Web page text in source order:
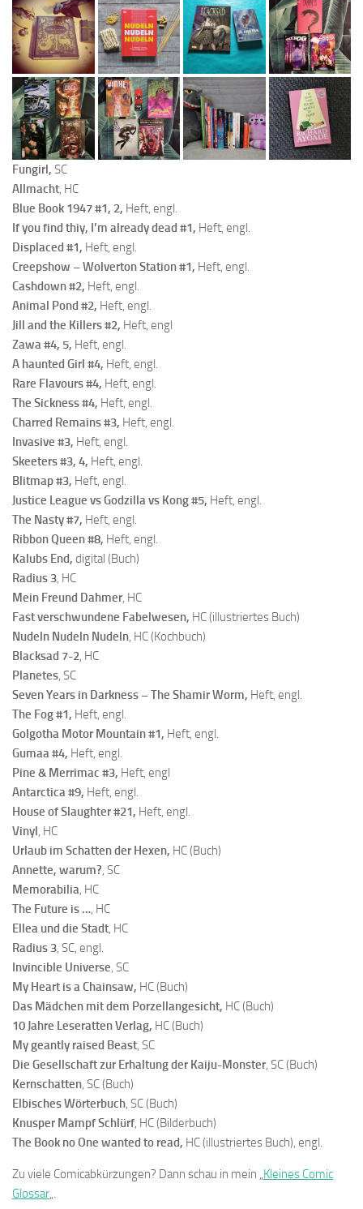
Fungirl, SC
Allmacht, HC
Blue Book 1947 #1, 2, Heft, engl.
If you find thiy, I’m already dead #1, Heft, engl.
Displaced #1, Heft, engl.
Creepshow – Wolverton Station #1, Heft, engl.
Cashdown #2, Heft, engl.
Animal Pond #2, Heft, engl.
Jill and the Killers #2, Heft, engl
Zawa #4, 5, Heft, engl.
A haunted Girl #4, Heft, engl.
Rare Flavours #4, Heft, engl.
The Sickness #4, Heft, engl.
Charred Remains #3, Heft, engl.
Invasive #3, Heft, engl.
Skeeters #3, 4, Heft, engl.
Blitmap #3, Heft, engl.
Justice League vs Godzilla vs Kong #5, Heft, engl.
The Nasty #7, Heft, engl.
Ribbon Queen #8, Heft, engl.
Kalubs End, digital (Buch)
Radius 3, HC
Mein Freund Dahmer, HC
Fast verschwundene Fabelwesen, HC (illustriertes Buch)
Nudeln Nudeln Nudeln, HC (Kochbuch)
Blacksad 7-2, HC
Planetes, SC
Seven Years in Darkness – The Shamir Worm, Heft, engl.
The Fog #1, Heft, engl.
Golgotha Motor Mountain #1, Heft, engl.
Gumaa #4, Heft, engl.
Pine & Merrimac #3, Heft, engl
Antarctica #9, Heft, engl.
House of Slaughter #21, Heft, engl.
Vinyl, HC
Urlaub im Schatten der Hexen, HC (Buch)
Annette, warum?, SC
Memorabilia, HC
The Future is …, HC
Ellea und die Stadt, HC
Radius 3, SC, engl.
Invincible Universe, SC
My Heart is a Chainsaw, HC (Buch)
Das Mädchen mit dem Porzellangesicht, HC (Buch)
10 Jahre Leseratten Verlag, HC (Buch)
My geantly raised Beast, SC
Die Gesellschaft zur Erhaltung der Kaiju-Monster, SC (Buch)
Kernschatten, SC (Buch)
Elbisches Wörterbuch, SC (Buch)
Knusper Mampf Schlürf, HC (Bilderbuch)
The Book no One wanted to read, HC (illustriertes Buch), engl.
Zu viele Comicabkürzungen? Dann schau in mein „Kleines Comic
Glossar„.